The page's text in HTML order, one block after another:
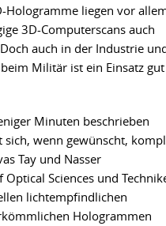
liegen vor
3D-Computerscans auch
auch in der Industrie
Militär ist ein Einsatz gut
Minuten beschrieben
wenn gewünscht,
Tay und Nasser
Sciences und
lichtempfindlichen
Hologrammen